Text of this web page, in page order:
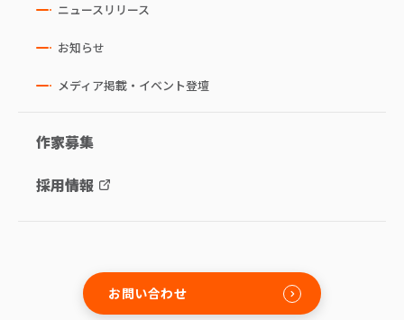
ニュースリリース
お知らせ
メディア掲載・イベント登壇
作家募集
採用情報
お問い合わせ